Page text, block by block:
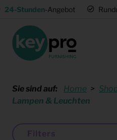
Stunden-Angebot
Sie sind auf: Home
Lampen & Leuchten
Filters